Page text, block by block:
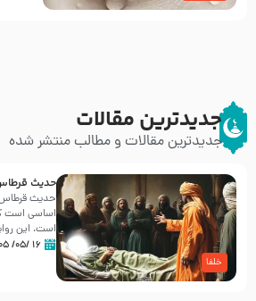
جدیدترین مقالات
جدیدترین مقالات و مطالب منتشر شده
خلفا
حدیث
حدیث
اساسی است
است، این
۱۶ /۰۵/ ۱۴۰۵